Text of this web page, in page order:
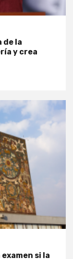
de la
y crea
si la